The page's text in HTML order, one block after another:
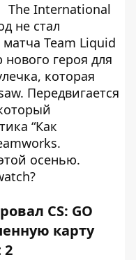
The International
не стал
Team Liquid
героя для
которая
Передвигается
“Как
осенью.
CS: GO
карту
2